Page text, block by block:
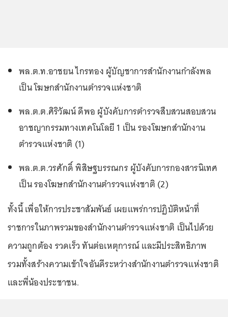
พล.ต.ท.อาชยน ไกรทอง ผู้บัญชาการสำนักงานกำลังพล
เป็น โฆษกสำนักงานตำรวจแห่งชาติ
พล.ต.ต.ศิริวัฒน์ ดีพอ ผู้บังคับการตำรวจสืบสวนสอบสวน
อาชญากรรมทางเทคโนโลยี 1 เป็น รองโฆษกสำนักงาน
ตำรวจแห่งชาติ (1)
พล.ต.ต.วรศักดิ์ พิสิษฐบรรณกร ผู้บังคับการกองสารนิเทศ
เป็น รองโฆษกสำนักงานตำรวจแห่งชาติ (2)
ทั้งนี้ เพื่อให้การประชาสัมพันธ์ เผยแพร่การปฏิบัติหน้าที่
ราชการในภาพรวมของสำนักงานตำรวจแห่งชาติ เป็นไปด้วย
ความถูกต้อง รวดเร็ว ทันต่อเหตุการณ์ และมีประสิทธิภาพ
รวมทั้งสร้างความเข้าใจอันดีระหว่างสำนักงานตำรวจแห่งชาติ
และพี่น้องประชาชน.